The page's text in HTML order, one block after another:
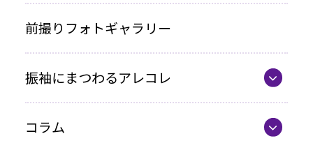
写真のみプラン
各種お支払い方法
車いすをご利用の方へ
企業情報
前撮りフォトギャラリー
振袖にまつわるアレコレ
コラム